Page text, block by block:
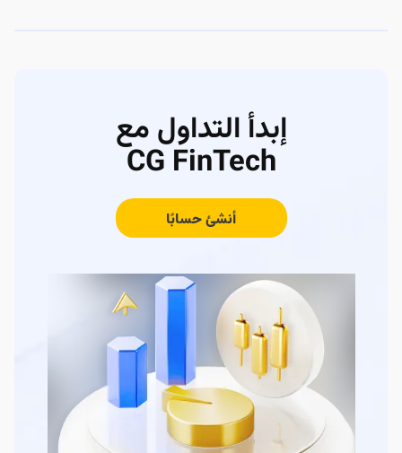
إبدأ التداول مع
CG FinTech
أنشئ حسابًا